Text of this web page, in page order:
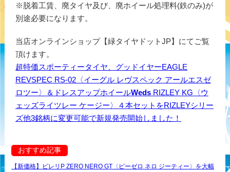
※脱着工賃、廃タイヤ及び、廃ホイール処理料(鉄のみ)が
別途必要になります。
当店オンラインショップ【緑タイヤドットJP】にてご覧
頂けます。
超特価スポーティータイヤ、グッドイヤーEAGLE
REVSPEC RS-02〈イーグル レヴスペック アールエスゼ
ロツー〉＆ドレスアップホイールWedsRIZLEY KG〈ウ
ェッズライツレー ケージー〉４本セットをRIZLEYシリー
ズ他3銘柄に変更可能で新規発売開始しました！
おすすめ記事
【新価格】ピレリP ZERO NERO GT〈ピーゼロ ネロ ジーティー〉を大幅